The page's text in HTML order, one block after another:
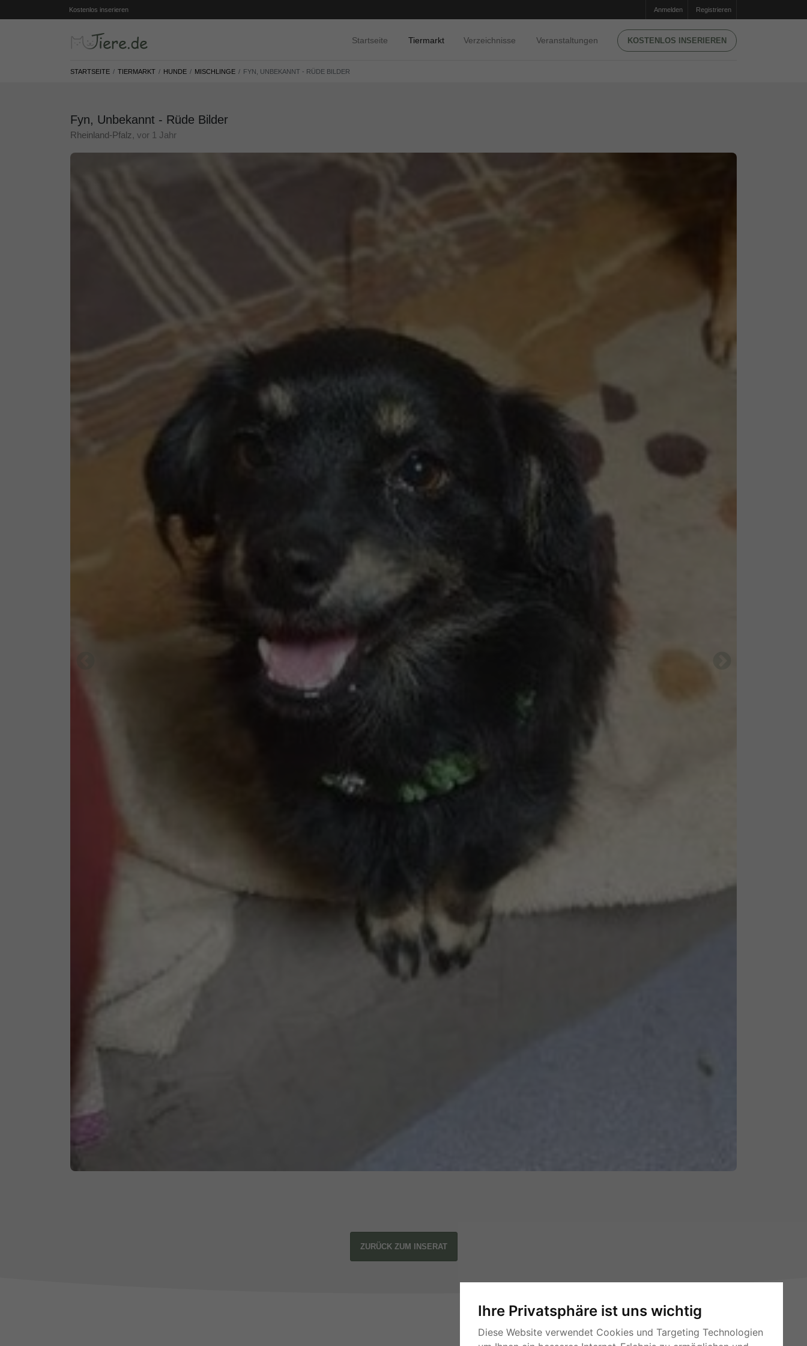
Ihre Privatsphäre ist uns wichtig
Diese Website verwendet Cookies und Targeting Technologien
Kostenlos inserieren Anmelden Registrieren
Startseite Tiermarkt Verzeichnisse Veranstaltungen KOSTENLOS INSERIEREN
STARTSEITE TIERMARKT HUNDE MISCHLINGE FYN, UNBEKANNT - RÜDE BILDER
Fyn, Unbekannt - Rüde Bilder
Rheinland-Pfalz, vor 1 Jahr
ZURÜCK ZUM INSERAT